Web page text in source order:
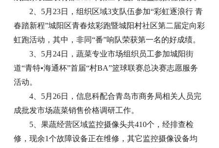
2、5月23日，组织区域3支队伍参加“彩虹逐浪行 青
春踏新程”城阳区青春炫彩跑暨城阳村社区第二届定向彩
虹跑活动，其中，非同“番”响队荣获第一名的好成绩。
3、5月24日，蔬菜专业市场组织员工参加城阳街
道“青特•海通杯”首届“村BA”篮球联赛总决赛志愿服务
活动。
4、5月26日，信息科配合青岛市商务局相关人员完
成批发市场蔬菜销售价格调研工作。
5、果蔬经营区域监控摄像头共410个，经排查检
修，现余1个故障设备正在维修，其它监控摄像设备均